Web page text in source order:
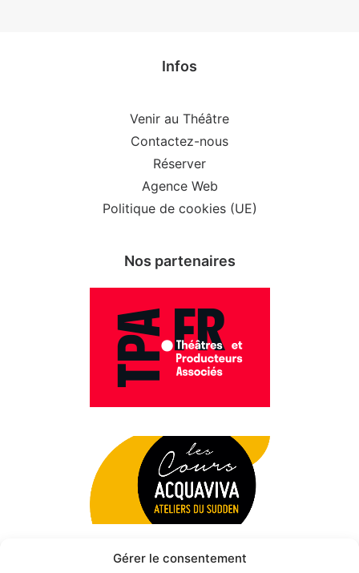
Gérer le consentement
Infos
Venir au Théâtre
Contactez-nous
Réserver
Agence Web
Politique de cookies (UE)
Nos partenaires